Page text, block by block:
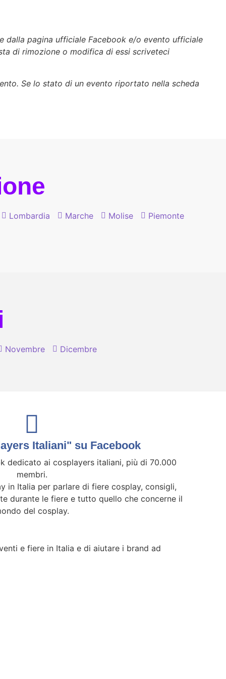
pagina ufficiale Facebook e/o evento ufficiale
di rimozione o modifica di essi scriveteci
Se lo stato di un evento riportato nella scheda
Lombardia Marche Molise
Piemonte
Novembre Dicembre
Italiani" su Facebook
dedicato ai cosplayers italiani, più di 70.000
membri.
in Italia per parlare di fiere cosplay, consigli,
durante le fiere e tutto quello che concerne il
del cosplay.
e fiere in Italia e di aiutare i brand ad